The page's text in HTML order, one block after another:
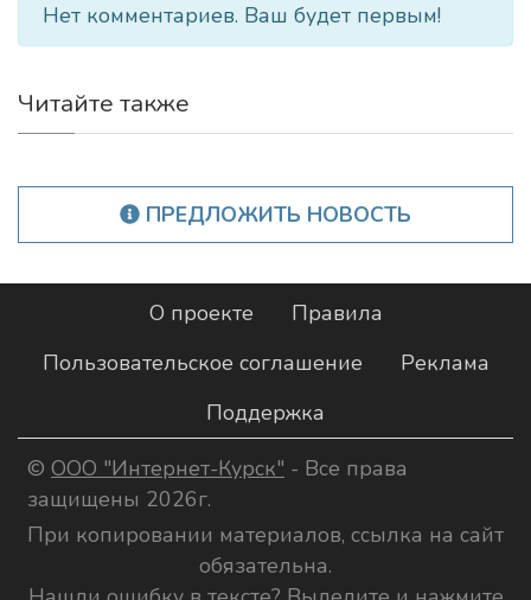
Нет комментариев. Ваш будет первым!
Читайте также
ПРЕДЛОЖИТЬ НОВОСТЬ
О проекте
Правила
Пользовательское соглашение
Реклама
Поддержка
© ООО "Интернет-Курск" - Все права
защищены 2026г.
При копировании материалов, ссылка на сайт
обязательна.